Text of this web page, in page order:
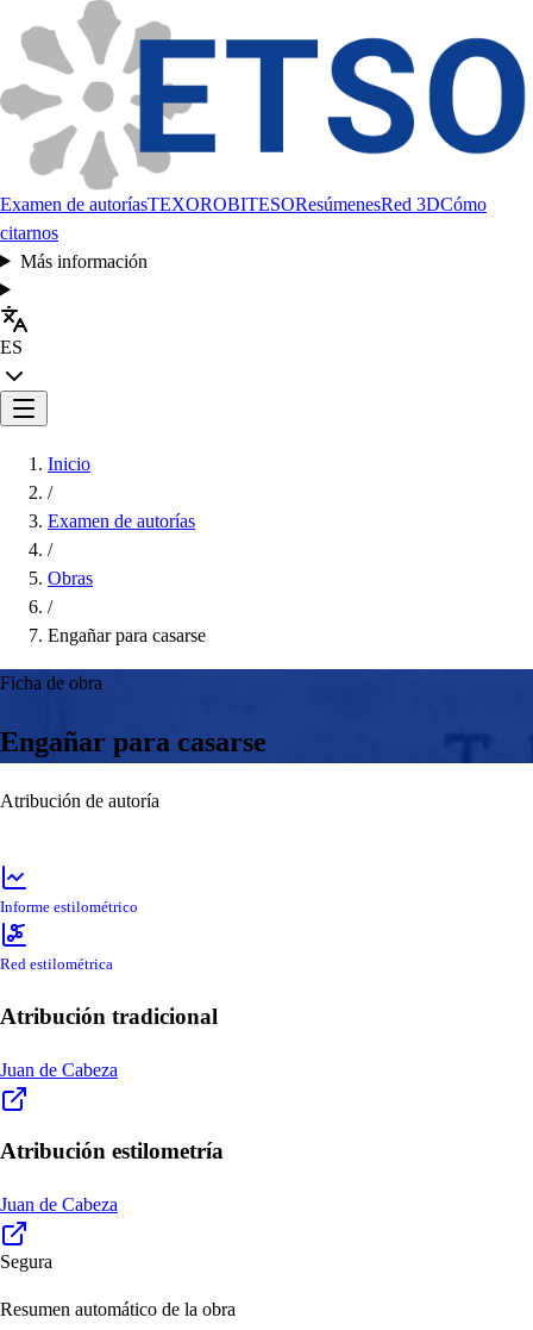
Examen de autoríasTEXOROBITESOResúmenesRed 3DCómo
citarnos
Más información
ES
Inicio
/
Examen de autorías
/
Obras
/
Engañar para casarse
Ficha de obra
Engañar para casarse
Atribución de autoría
Informe estilométrico
Red estilométrica
Atribución tradicional
Juan de Cabeza
Atribución estilometría
Juan de Cabeza
Segura
Resumen automático de la obra